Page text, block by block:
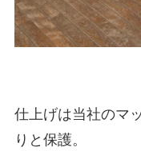
仕上げは当社のマ
りと保護。